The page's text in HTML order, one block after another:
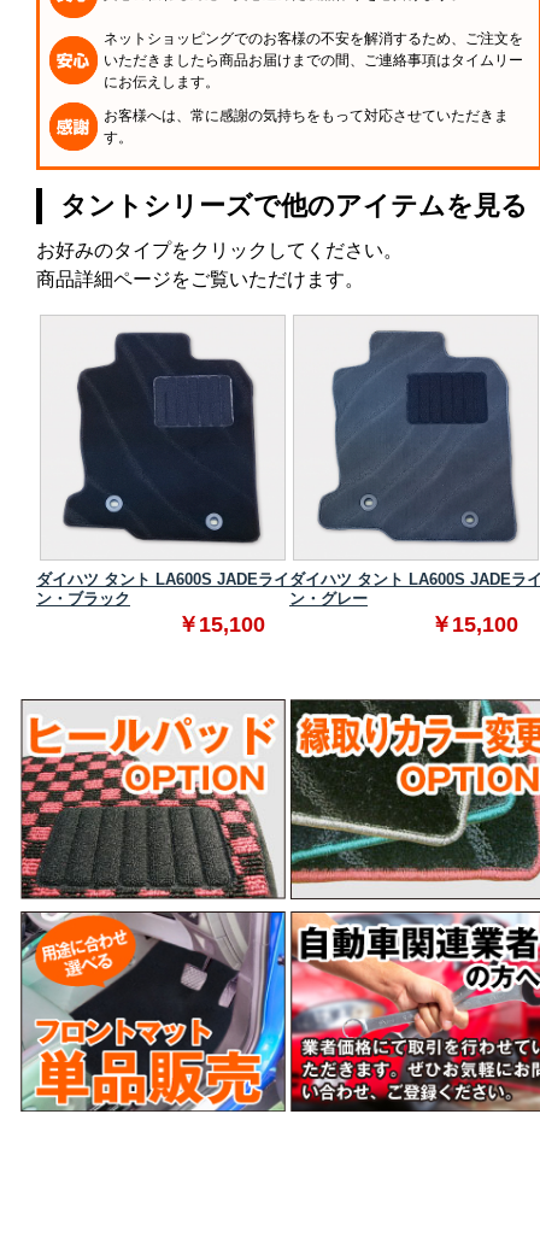
ネットショッピングでのお客様の不安を解消するため、ご注文を
いただきましたら商品お届けまでの間、ご連絡事項はタイムリー
にお伝えします。
お客様へは、常に感謝の気持ちをもって対応させていただきま
す。
タントシリーズで他のアイテムを見る
お好みのタイプをクリックしてください。
商品詳細ページをご覧いただけます。
ダイハツ タント LA600S JADEライ
ン・ブラック
￥15,100
ダイハツ タント LA600S JADEラ
ン・グレー
￥15,100